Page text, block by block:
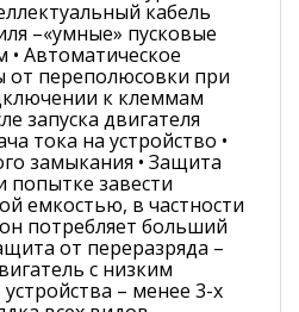
кабель
–«умные» пусковые
• Автоматическое
переполюсовки при
к клеммам
запуска двигателя
тока на устройство •
замыкания • Защита
попытке завести
емкостью, в частности
потребляет больший
от переразряда –
с низким
– менее 3-х